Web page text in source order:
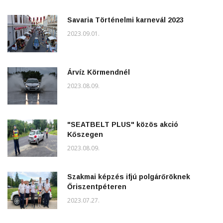
Savaria Történelmi karnevál 2023
2023.09.01.
Árvíz Körmendnél
2023.08.09.
"SEATBELT PLUS" közös akció
Kőszegen
2023.08.09.
Szakmai képzés ifjú polgárőröknek
Őriszentpéteren
2023.07.27.